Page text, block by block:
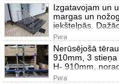
Izgatavojam un
margas un
iekštelpās.
Рига
Nerūsējošā
910mm, 3
H- 910mm,
Рига